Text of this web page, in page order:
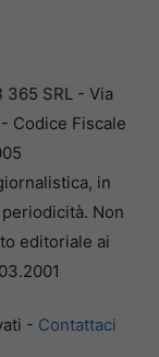
365 SRL - Via
Codice Fiscale
in
Non
editoriale ai
- Contattaci